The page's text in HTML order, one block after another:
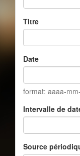
Titre
Date
format: aaaa-
Intervalle de
Source